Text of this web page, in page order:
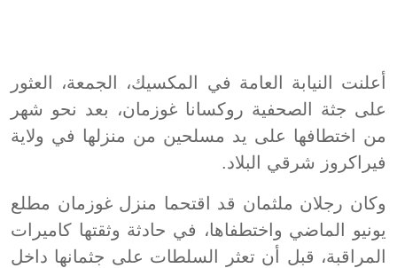
أعلنت النيابة العامة في المكسيك، الجمعة، العثور
على جثة الصحفية روكسانا غوزمان، بعد نحو شهر
من اختطافها على يد مسلحين من منزلها في ولاية
فيراكروز شرقي البلاد.
وكان رجلان ملثمان قد اقتحما منزل غوزمان مطلع
يونيو الماضي واختطفاها، في حادثة وثقتها كاميرات
المراقبة، قبل أن تعثر السلطات على جثمانها داخل